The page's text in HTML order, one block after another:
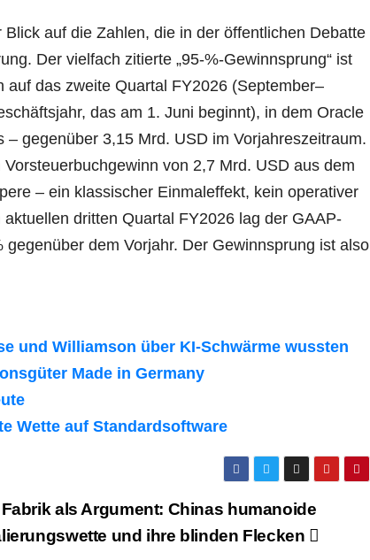
auf die Zahlen, die in der öffentlichen Debatte
Der vielfach zitierte „95-%-Gewinnsprung“ ist
das zweite Quartal FY2026 (September–
das am 1. Juni beginnt), in dem Oracle
gegenüber 3,15 Mrd. USD im Vorjahreszeitraum.
von 2,7 Mrd. USD aus dem
– ein klassischer Einmaleffekt, kein operativer
dritten Quartal FY2026 lag der GAAP-
dem Vorjahr. Der Gewinnsprung ist also
und Williamson über KI-Schwärme wussten
Made in Germany
Wette auf Standardsoftware
Fabrik als Argument: Chinas humanoide
und ihre blinden Flecken